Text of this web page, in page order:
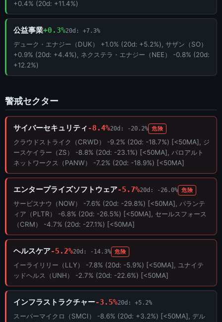
+0.4% (20d: +11.4%)
公益事業+0.3%20d: +7.3%
デューク・エナジー（DUK） +1.0% (20d: +5.2%), サザン（SO）
+0.9% (20d: +4.4%), ネクステラ・エナジー（NEE） -0.8% (20d:
+12.2%)
警戒セクター
サイバーセキュリティ -8.4%20d: -20.2% 危険
クラウドストライク（CRWD） -9.2% (20d: -18.7%) [<50MA], ジ
ースケイラー（ZS） -8.8% (20d: -23.1%) [<50MA], パロアルト
ネットワークス（PANW） -7.2% (20d: -18.9%) [<50MA]
エンタープライズソフトウェア-5.7%20d: -26.0% 危険
サービスナウ（NOW） -7.6% (20d: -29.8%) [<50MA], パランテ
ィア（PLTR） -6.8% (20d: -26.5%) [<50MA], セールスフォース
（CRM） -4.7% (20d: -27.1%) [<50MA]
ヘルスケア-5.2%20d: -14.3% 危険
イーライリリー（LLY） -7.8% (20d: -5.9%) [<50MA], ユナイテ
ッドヘルス（UNH） -2.7% (20d: -22.6%) [<50MA]
インフラストラクチャー-3.5%20d: +5.2%
スーパーマイクロ（SMCI） -8.6% (20d: +3.2%) [<50MA], デル